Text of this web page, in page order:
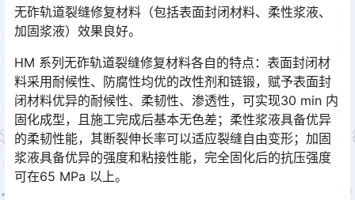
无砟轨道裂缝修复材料（包括表面封闭材料、柔性浆液、
加固浆液）效果良好。󠅅󠅃󠄵󠅂󠄪󠇖󠆨󠆨󠇕󠆞󠆒󠅬󠇘󠆭󠆘󠇙󠆝󠅵󠇗󠆭󠆁󠄐󠇗󠅹󠅸󠇖󠆍󠅳󠇖󠅹󠅰󠇖󠆌󠅹
HM 系列无砟轨道裂缝修复材料各自的特点：表面封闭材
料采用耐候性、防腐性均优的改性剂和链锻，赋予表面封
闭材料优异的耐候性、柔韧性、渗透性，可实现30 min 内
固化成型，且施工完成后基本无色差；柔性浆液具备优异
的柔韧性能，其断裂伸长率可以适应裂缝自由变形；加固
浆液具备优异的强度和粘接性能，完全固化后的抗压强度
可在65 MPa 以上。󠅅󠅃󠄵󠅂󠄪󠇖󠆨󠆨󠇕󠆞󠆒󠅬󠇘󠆭󠆘󠇙󠆝󠅵󠇗󠆭󠆁󠄐󠇗󠅹󠅸󠇖󠆍󠅳󠇖󠅹󠅰󠇖󠆌󠅹